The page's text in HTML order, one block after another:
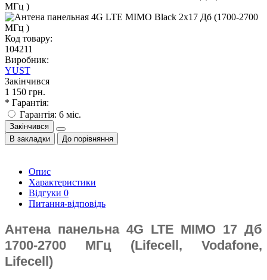
Код товару:
104211
Виробник:
YUST
Закінчився
1 150 грн.
* Гарантія:
Гарантія: 6 міс.
Закінчився
В закладки
До порівняння
Опис
Характеристики
Відгуки 0
Питання-відповідь
Антена панельна 4G LTE MIMO 17 Дб
1700-2700 МГц (Lifecell, Vodafone,
Lifecell)